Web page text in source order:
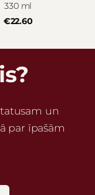
330 ml
€22.60
un
par īpašām